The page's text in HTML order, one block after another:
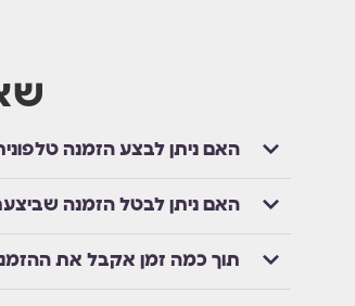
האם ניתן לבצע הזמנה
האם ניתן לבטל הזמנה
תוך כמה זמן אקבל את